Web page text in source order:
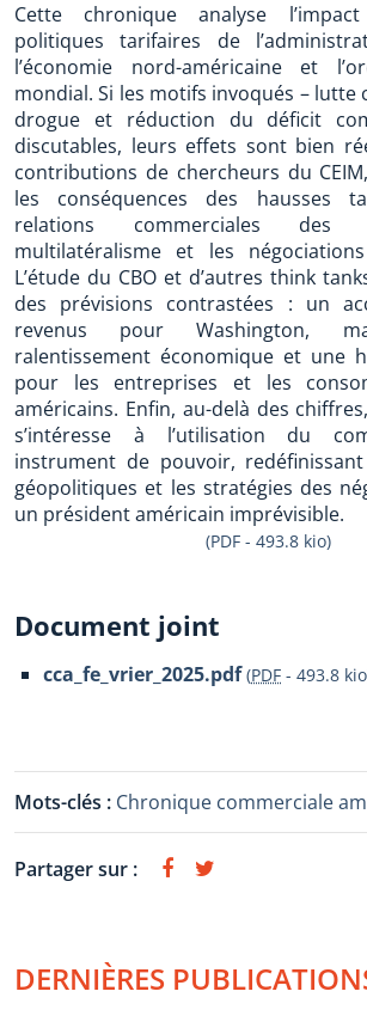
Cette chronique analyse
politiques tarifaires de
l’économie nord-américaine et
mondial. Si les motifs invoqués – lutte
drogue et réduction du déficit
discutables, leurs effets sont bien
contributions de chercheurs du
les conséquences des hausses
relations commerciales des
multilatéralisme et les
L’étude du CBO et d’autres think
des prévisions contrastées : un
revenus pour Washington,
ralentissement économique et une
pour les entreprises et les
américains. Enfin, au-delà des
s’intéresse à l’utilisation du
instrument de pouvoir,
géopolitiques et les stratégies des
un président américain imprévisible.
(PDF - 493.8 kio)
Document joint
cca_fe_vrier_2025.pdf (PDF - 493.8 kio
Mots-clés : Chronique commerciale
Partager sur :
DERNIÈRES